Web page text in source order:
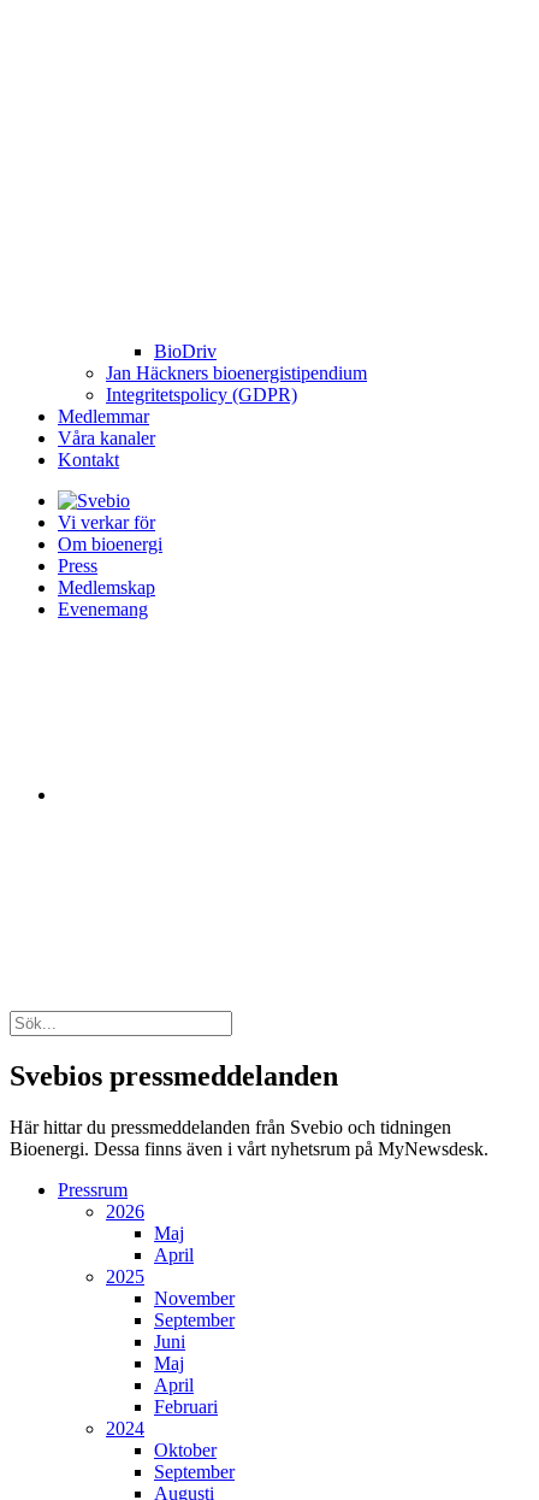
BioDriv
Jan Häckners bioenergistipendium
Integritetspolicy (GDPR)
Medlemmar
Våra kanaler
Kontakt
Vi verkar för
Om bioenergi
Press
Medlemskap
Evenemang
Svebios pressmeddelanden
Här hittar du pressmeddelanden från Svebio och tidningen
Bioenergi. Dessa finns även i vårt nyhetsrum på MyNewsdesk.
Pressrum
2026
Maj
April
2025
November
September
Juni
Maj
April
Februari
2024
Oktober
September
Augusti